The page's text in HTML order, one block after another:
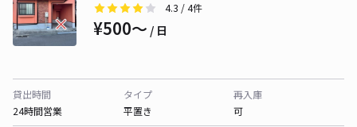
4.3 / 4件
¥500〜 / 日
貸出時間
24時間営業
タイプ
平置き
再入庫
可